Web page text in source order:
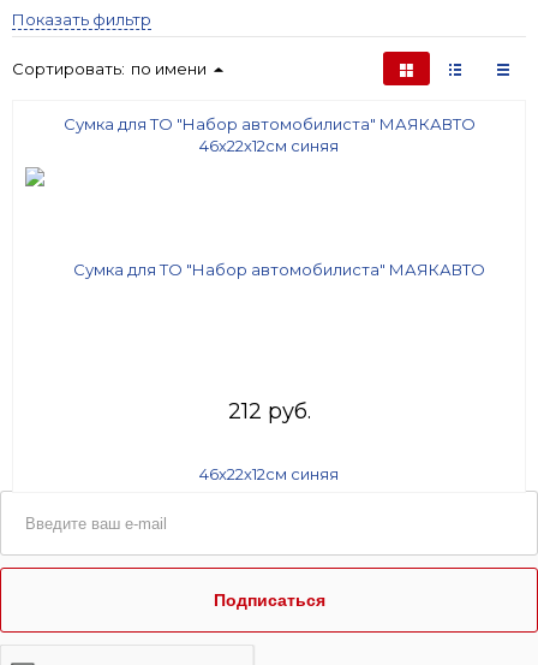
Показать фильтр
Сортировать: по имени
Сумка для ТО "Набор автомобилиста" МАЯКАВТО
46х22х12см синяя
212 руб.
Подписаться